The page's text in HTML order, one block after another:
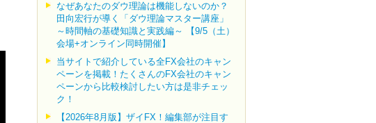
なぜあなたのダウ理論は機能しないのか？
田向宏行が導く「ダウ理論マスター講座」
～時間軸の基礎知識と実践編～ 【9/5（土）
会場+オンライン同時開催】
当サイトで紹介している全FX会社のキャン
ペーンを掲載！たくさんのFX会社のキャン
ペーンから比較検討したい方は是非チェッ
ク！
【2026年8月版】ザイFX！編集部が注目す